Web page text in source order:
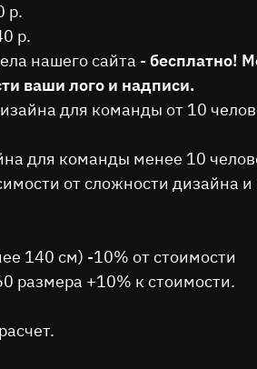
р.
р.
нашего сайта - бесплатно!
ваши лого и надписи.
для команды от 10
для команды менее 10
от сложности дизайна и
140 см) -10% от стоимости
размера +10% к стоимости.